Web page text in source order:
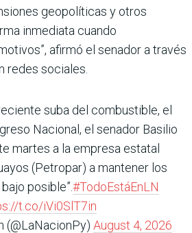
geopolíticas y otros
inmediata cuando
afirmó el senador a través
redes sociales.
suba del combustible, el
Nacional, el senador Basilio
martes a la empresa estatal
(Petropar) a mantener los
posible”.#TodoEstáEnLN
t.co/iVi0SlT7in
(@LaNacionPy) August 4, 2026